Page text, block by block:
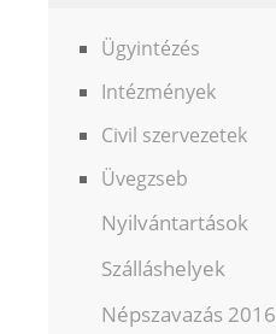
Ügyintézés
Intézmények
Civil szervezetek
Üvegzseb
Nyilvántartások
Szálláshelyek
Népszavazás 2016